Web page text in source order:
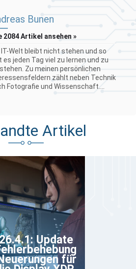
Bunen
2084 Artikel ansehen »
IT-Welt bleibt nicht stehen und so
es jeden Tag viel zu lernen und zu
Zu meinen persönlichen
zählt neben Technik
Fotografie und Wissenschaft....
Artikel
Update
für